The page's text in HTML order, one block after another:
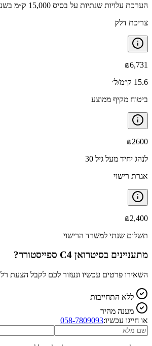
הערכת עלויות שנתיות על בסיס 15,000 ק״מ בשנה
צריכת דלק
₪6,731
15.6 ק״מ/ל׳
ביטוח מקיף ממוצע
₪2600
לנהג יחיד מעל גיל 30
אגרת רישוי
₪2,400
תשלום שנתי למשרד הרישוי
מתעניינים בסיטרואן C4 ספייסטורר ?
השאירו פרטים עכשיו ונעזור לכם לקבל הצעת
ללא התחייבות
מענה מהיר
או חייגו עכשיו:058-7809093